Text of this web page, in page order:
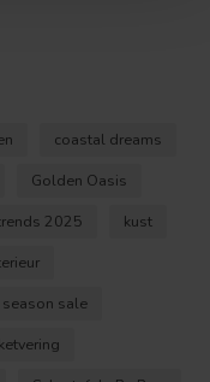
coastal dreams
Golden Oasis
2025
kust
sale